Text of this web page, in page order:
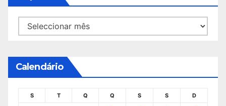
Arquivo
Calendário
S T Q Q S S D